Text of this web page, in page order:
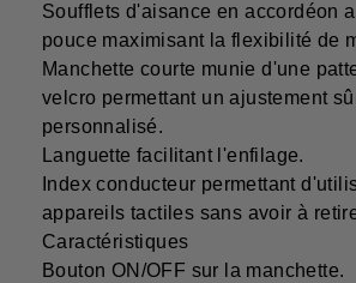
Soufflets d'aisance en accordéon
pouce maximisant la flexibilité de
Manchette courte munie d'une
velcro permettant un ajustement
personnalisé.
Languette facilitant l'enfilage.
Index conducteur permettant
appareils tactiles sans avoir à
Caractéristiques
Bouton ON/OFF sur la manchette.